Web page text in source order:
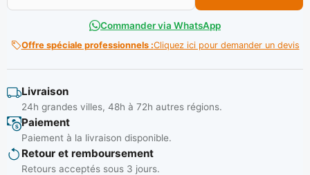
Commander via WhatsApp
Offre spéciale professionnels :Cliquez ici pour demander un devis
Livraison
24h grandes villes, 48h à 72h autres régions.
Paiement
Paiement à la livraison disponible.
Retour et remboursement
Retours acceptés sous 3 jours.